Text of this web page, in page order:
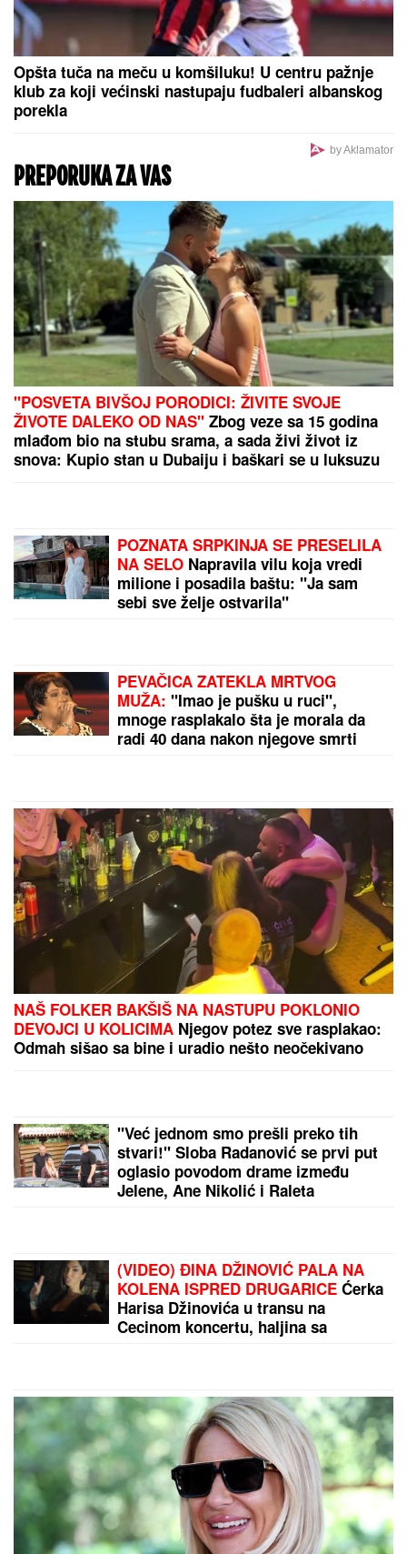
„LASERSKI MAČ“ PROTIV
NAJAGRESIVNIJEG RAKA MOZGA:
Nova metoda dala rezultate
dete, o skandalu su svi brujali
PROBLEM ZA PARTIZAN:Bez napadača na revanš
Tobolu?
Naša pevačica rodila sina, pa morala